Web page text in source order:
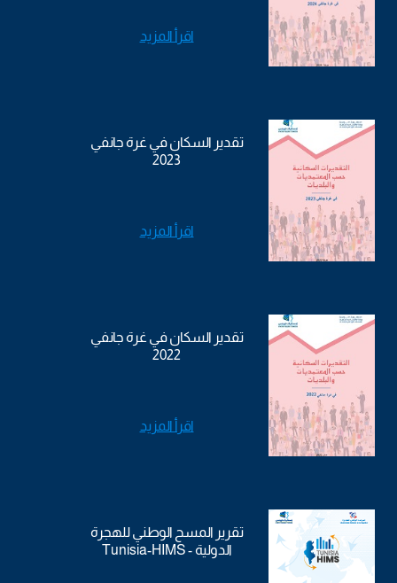
اقرأ المزيد
تقدير السكان في غرة جانفي
2023
اقرأ المزيد
تقدير السكان في غرة جانفي
2022
اقرأ المزيد
تقرير المسح الوطني للهجرة
الدولية - Tunisia-HIMS